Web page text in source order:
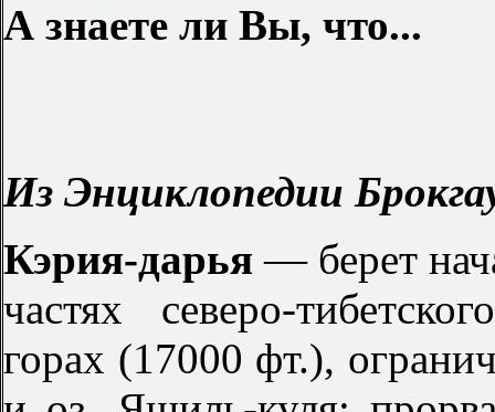
А знаете ли Вы, что...
Из Энциклопедии
Кэрия-дарья— берет
частях северо-
горах (17000 фт.),